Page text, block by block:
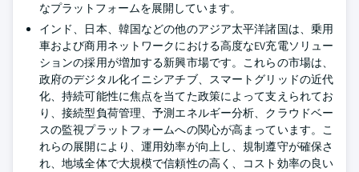
なプラットフォームを展開しています。
インド、日本、韓国などの他のアジア太平洋諸国は、乗用
車および商用ネットワークにおける高度なEV充電ソリュー
ションの採用が増加する新興市場です。これらの市場は、
政府のデジタル化イニシアチブ、スマートグリッドの近代
化、持続可能性に焦点を当てた政策によって支えられてお
り、接続型負荷管理、予測エネルギー分析、クラウドベー
スの監視プラットフォームへの関心が高まっています。こ
れらの展開により、運用効率が向上し、規制遵守が確保さ
れ、地域全体で大規模で信頼性の高く、コスト効率の良い